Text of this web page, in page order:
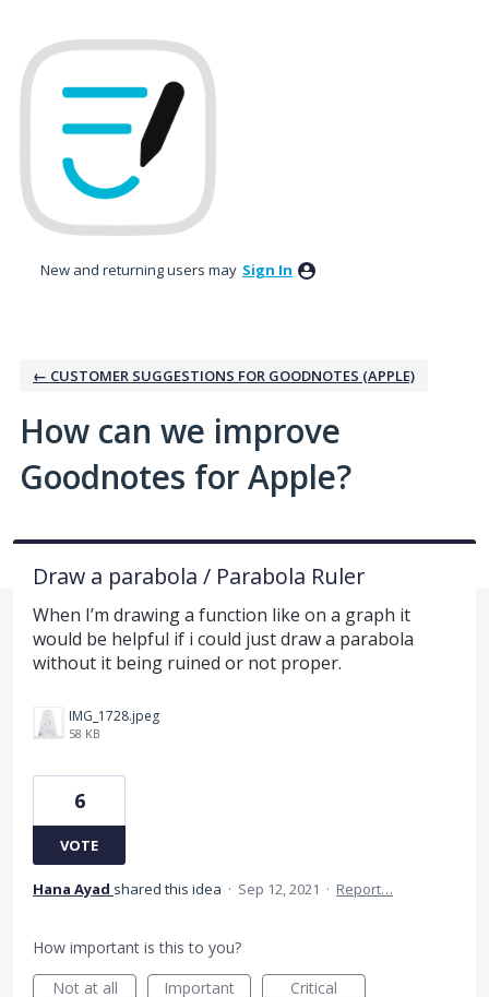
to
content
New and returning users may Sign In
← CUSTOMER SUGGESTIONS FOR GOODNOTES (APPLE)
How can we improve
Goodnotes for Apple?
Draw a parabola / Parabola Ruler
When I’m drawing a function like on a graph it
would be helpful if i could just draw a parabola
without it being ruined or not proper.
IMG_1728.jpeg
58 KB
6
VOTE
Hana Ayad shared this idea · Sep 12, 2021 · Report…
How important is this to you?
Not at all
Important Critical